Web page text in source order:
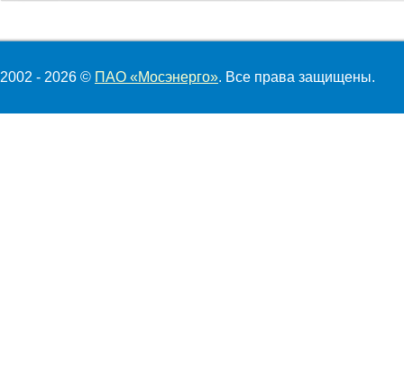
2002 - 2026 © ПАО «Мосэнерго». Все права защищены.